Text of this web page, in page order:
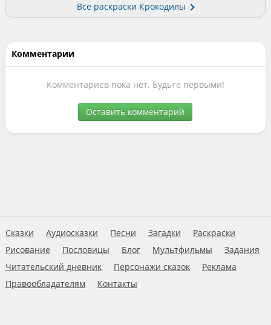
Все раскраски Крокодилы
Комментарии
Комментариев пока нет. Будьте первыми!
Оставить комментарий
Сказки Аудиосказки Песни Загадки
Раскраски
Рисование
Пословицы Блог Мультфильмы
Задания
Читательский дневник
Персонажи сказок
Реклама
Правообладателям
Контакты